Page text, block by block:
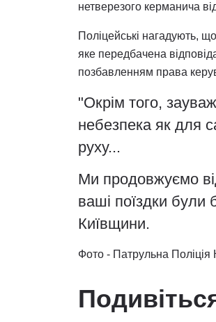
нетверезого керманича
Поліцейські нагадують,
яке передбачена
позбавленням права
"Окрім того,
небезпека як для
руху...
Ми продовжуємо
ваші поїздки були
Київщини.
Фото - Патрульна Поліція